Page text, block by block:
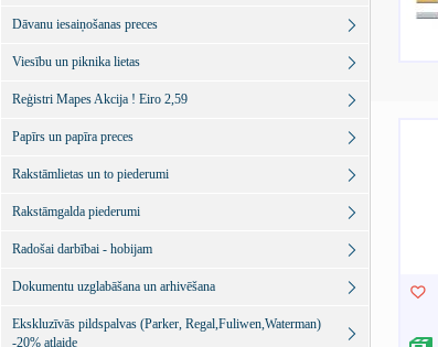
Dāvanu iesaiņošanas preces
Viesību un piknika lietas
Reģistri Mapes Akcija ! Eiro 2,59
Papīrs un papīra preces
Rakstāmlietas un to piederumi
Rakstāmgalda piederumi
Radošai darbībai - hobijam
Dokumentu uzglabāšana un arhivēšana
Ekskluzīvās pildspalvas (Parker, Regal,Fuliwen,Waterman)
-20% atlaide